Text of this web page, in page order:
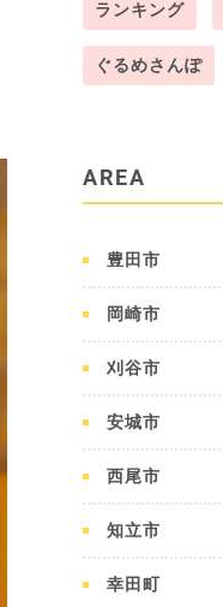
ランキング
ぐるめさんぽ
AREA
豊田市
岡崎市
刈谷市
安城市
西尾市
知立市
幸田町